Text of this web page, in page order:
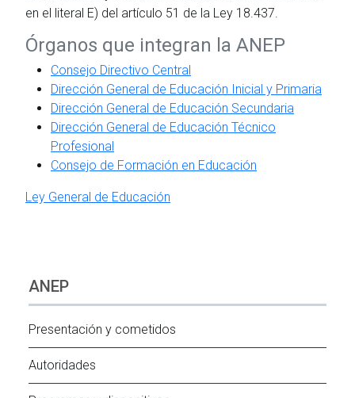
en el literal E) del artículo 51 de la Ley 18.437.
Órganos que integran la ANEP
Consejo Directivo Central
Dirección General de Educación Inicial y Primaria
Dirección General de Educación Secundaria
Dirección General de Educación Técnico
Profesional
Consejo de Formación en Educación
Ley General de Educación
ANEP
Presentación y cometidos
Autoridades